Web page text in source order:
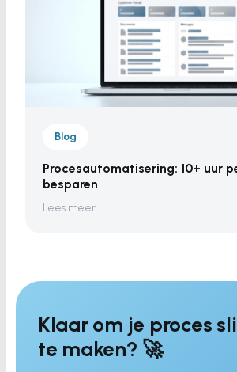
Blog
Procesautomatisering: 10+ uur
besparen
Lees meer
Klaar om je proces
te maken? 🚀